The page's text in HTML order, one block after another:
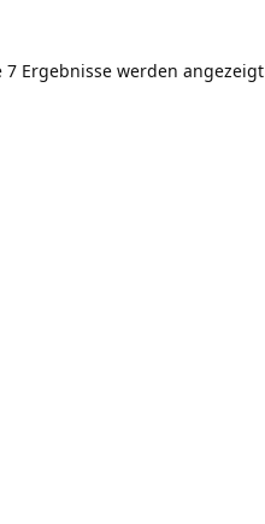
7 Ergebnisse werden angezeigt